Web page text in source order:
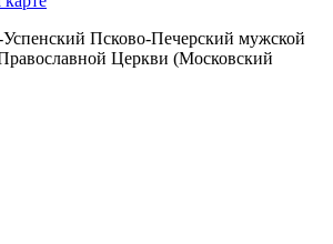
Псково-Печерский мужской
Церкви (Московский